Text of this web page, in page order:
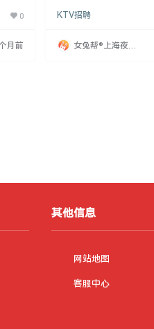
性，
高
0
月前
销、市场洞察和人际交往
心、加班灵活性、团队合
现职业梦想的平台。期待
KTV招聘
女兔帮®上海夜场
其他信息
网站地图
客服中心